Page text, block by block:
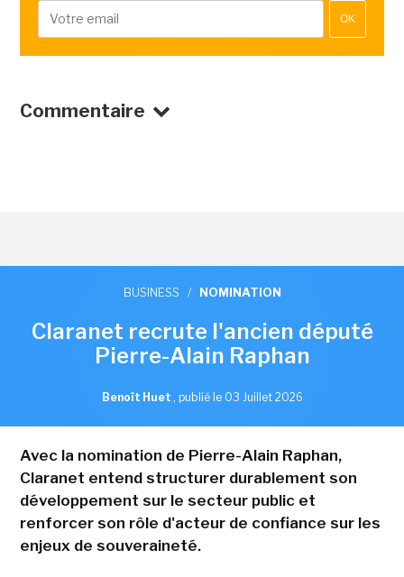
OK
Commentaire
BUSINESS / NOMINATION
Claranet recrute l'ancien député
Pierre-Alain Raphan
Benoît Huet , publié le 03 Juillet 2026
Avec la nomination de Pierre-Alain Raphan,
Claranet entend structurer durablement son
développement sur le secteur public et
renforcer son rôle d'acteur de confiance sur les
enjeux de souveraineté.